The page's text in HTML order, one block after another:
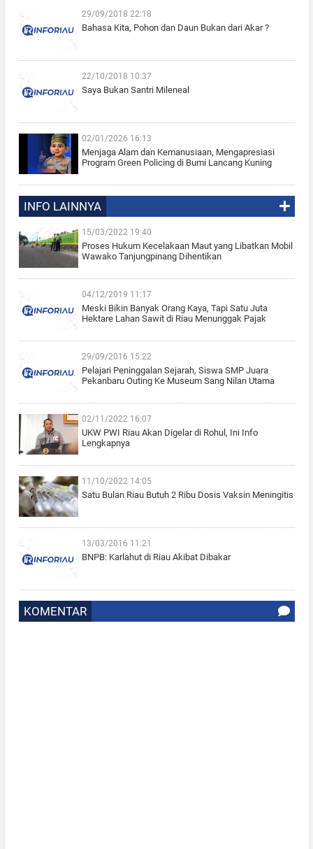
29/09/2018 22:18
Bahasa Kita, Pohon dan Daun Bukan dari Akar ?
22/10/2018 10:37
Saya Bukan Santri Mileneal
02/01/2026 16:13
Menjaga Alam dan Kemanusiaan, Mengapresiasi
Program Green Policing di Bumi Lancang Kuning
INFO LAINNYA
15/03/2022 19:40
Proses Hukum Kecelakaan Maut yang Libatkan Mobil
Wawako Tanjungpinang Dihentikan
04/12/2019 11:17
Meski Bikin Banyak Orang Kaya, Tapi Satu Juta
Hektare Lahan Sawit di Riau Menunggak Pajak
29/09/2016 15:22
Pelajari Peninggalan Sejarah, Siswa SMP Juara
Pekanbaru Outing Ke Museum Sang Nilan Utama
02/11/2022 16:07
UKW PWI Riau Akan Digelar di Rohul, Ini Info
Lengkapnya
11/10/2022 14:05
Satu Bulan Riau Butuh 2 Ribu Dosis Vaksin Meningitis
13/03/2016 11:21
BNPB: Karlahut di Riau Akibat Dibakar
KOMENTAR